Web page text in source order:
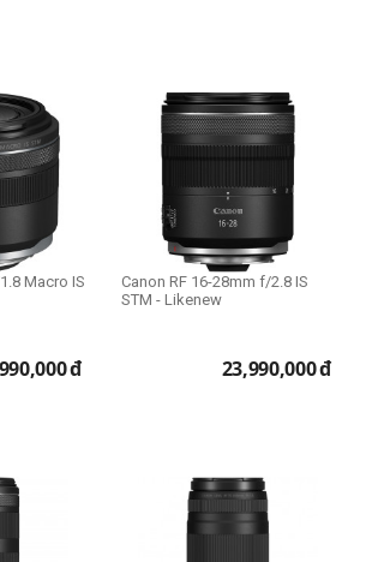
Macro IS
đ
Canon RF 16-28mm f/2.8 IS
STM - Likenew
23,990,000đ